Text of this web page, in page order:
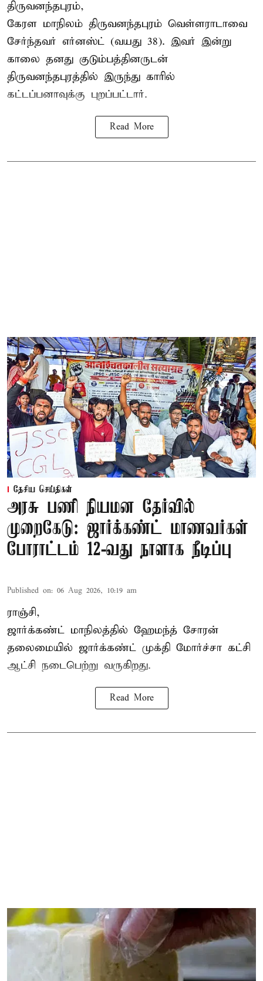
திருவனந்தபுரம்,
கேரள மாநிலம் திருவனந்தபுரம் வெள்ளராடாவை
சேர்ந்தவர் எர்னஸ்ட் (வயது 38). இவர் இன்று
காலை தனது குடும்பத்தினருடன்
திருவனந்தபுரத்தில் இருந்து காரில்
கட்டப்பனாவுக்கு புறப்பட்டார்.
Read More
தேசிய செய்திகள்
அரசு பணி நியமன தேர்வில்
முறைகேடு: ஜார்க்கண்ட் மாணவர்கள்
போராட்டம் 12-வது நாளாக நீடிப்பு
Published on: 06 Aug 2026, 10:19 am
ராஞ்சி,
ஜார்க்கண்ட் மாநிலத்தில் ஹேமந்த் சோரன்
தலைமையில் ஜார்க்கண்ட் முக்தி மோர்ச்சா கட்சி
ஆட்சி நடைபெற்று வருகிறது.
Read More